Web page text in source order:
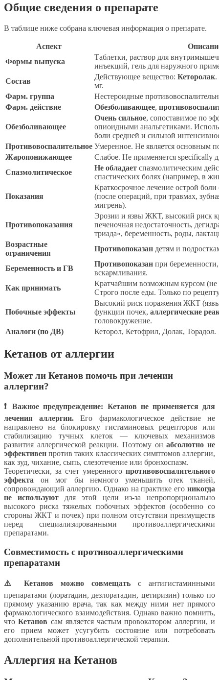
Общие сведения о препарате
В таблице ниже собрана ключевая информация о препарате.
Аспект
Формы выпуска
Таблетки, раствор для
инъекций, гель для наружного
Состав
Действующее вещество: Кеторолак.
мг.
Фарм. группа
Нестероидные
Фарм. действие
Обезболивающее,
Обезболивающее
Очень сильное, сопоставимое по
опиоидными анальгетиками.
боли средней и сильной
Противовоспалительное Умеренное. Не является основным
Жаропонижающее
Слабое. Не применяется specifically
Спазмолитическое
Не обладает спазмолитическим
спастических болях (например, в
Показания
Краткосрочное лечение острой
(после операций, при травмах,
мигрень).
Противопоказания
Эрозии и язвы ЖКТ, высокий риск
печеночная недостаточность,
триада», беременность, роды,
Возрастные
ограничения
Противопоказан детям и
Беременность и ГВ
Противопоказан при
вскармливания.
Как принимать
Кратчайшим возможным курсом (не
Строго после еды. Только по
Побочные эффекты
Высокий риск поражения ЖКТ
функции почек, аллергические
головокружение.
Аналоги (по ДВ)
Кеторол, Кетофрил, Долак, Торадол.
Кетанов от аллергии
Может ли Кетанов помочь при лечении
аллергии?
❗ Важное предупреждение: Кетанов не применяется для
лечения аллергии. Его фармакологическое действие не
направлено на блокировку гистаминовых рецепторов или
стабилизацию тучных клеток — ключевых механизмов
развития аллергической реакции. Поэтому онабсолютно не
эффективен против таких классических симптомов аллергии,
как зуд, чихание, сыпь, слезотечение или бронхоспазм.
Теоретически, за счет умеренного противовоспалительного
эффекта он мог бы немного уменьшить отек тканей,
сопровождающий аллергию. Однако на практике его никогда
не используют для этой цели из-за непропорционально
высокого риска тяжелых побочных эффектов (особенно со
стороны ЖКТ и почек) при полном отсутствии преимуществ
перед специализированными противоаллергическими
препаратами.
Совместимость с противоаллергическими
препаратами
⚠️ Кетанов можно совмещать с антигистаминными
препаратами (лоратадин, дезлоратадин, цетиризин) только по
прямому указанию врача, так как между ними нет прямого
фармакологического взаимодействия. Однако важно помнить,
чтоКетанов сам является частым провокатором аллергии, и
его прием может усугубить состояние или потребовать
дополнительной противоаллергической терапии.
Аллергия на Кетанов